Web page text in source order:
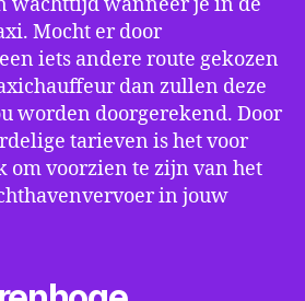
Mocht er door
iets andere route gekozen
dan zullen deze
worden doorgerekend. Door
tarieven is het voor
om voorzien te zijn van het
in jouw